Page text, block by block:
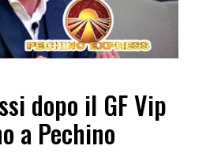
dopo il GF Vip
a Pechino